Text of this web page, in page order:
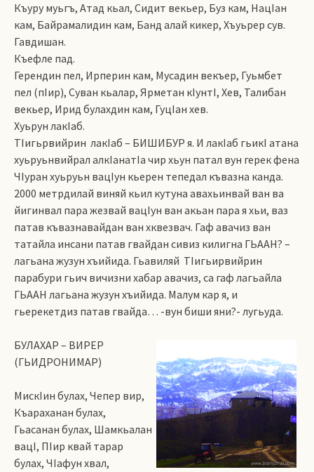
Къуру муьгъ, Атад кьал, Сидит векьер, Буз кам, НацIан
кам, Байрамалидин кам, Банд алай кикер, Хъуьрер сув.
Гавдишан.
Къефле пад.
Герендин пел, Ирперин кам, Мусадин векъер, Гуьмбет
пел (пIир), Суван кьалар, Ярметан кIунтI, Хев, Талибан
векьер, Ирид булахдин кам, ГуцIан хев.
Хуьрун лакIаб.
ТIигьрвийрин лакIаб – БИШИБУР я. И лакIаб гьикI атана
хуьруьнвийрал алкIанатIа чир хьун патал вун герек фена
ЧIуран хуьруьн вацIун кьерен тепедал къвазна канда.
2000 метрдилай виняй кьил кутуна авахьинвай ван ва
йигинвал пара жезвай вацIун ван акьан пара я хьи, ваз
патав къвазнавайдан ван хквезвач. Гаф авачиз ван
татайла инсани патав гвайдан сивиз килигна ГЬААН? –
лагьана жузун хъийида. Гьавиляй ТIигьирвийрин
парабури гьич вичизни хабар авачиз, са гаф лагьайла
ГЬААН лагьана жузун хъийида. Малум кар я, и
гьерекетдиз патав гвайда… -вун биши яни?- лугьуда.
БУЛАХАР – ВИРЕР
(ГЬИДРОНИМАР)
МискIин булах, Чепер вир,
Къараханан булах,
Гьасанан булах, Шамкьалан
вацI, ПIир квай тарар
булах, ЧIафун хвал,